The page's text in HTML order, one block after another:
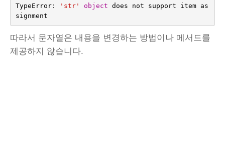
TypeError: 'str' object does not support item
as
signment
따라서 문자열은 내용을 변경하는 방법이나 메서드를
제공하지 않습니다.